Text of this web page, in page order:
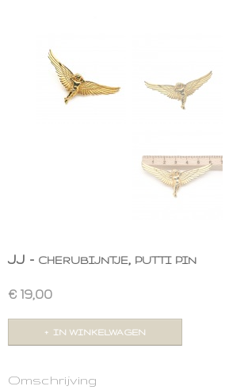
JJ - cherubijntje, putti pin
€ 19,00
IN WINKELWAGEN
Omschrijving